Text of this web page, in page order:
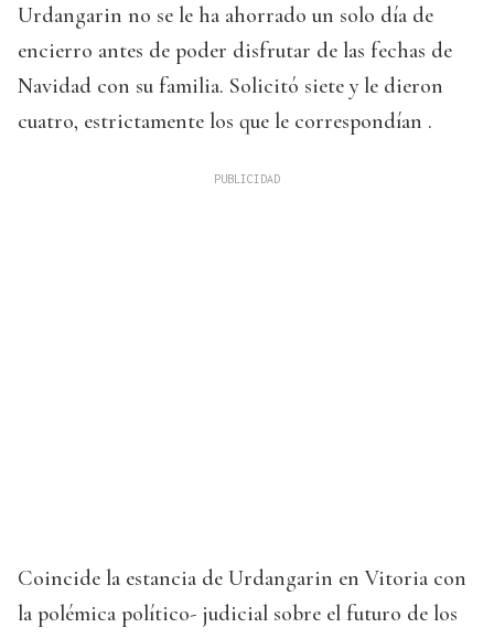
Urdangarin no se le ha ahorrado un solo día de
encierro antes de poder disfrutar de las fechas de
Navidad con su familia. Solicitó siete y le dieron
cuatro, estrictamente los que le correspondían .
Coincide la estancia de Urdangarin en Vitoria con
la polémica político- judicial sobre el futuro de los